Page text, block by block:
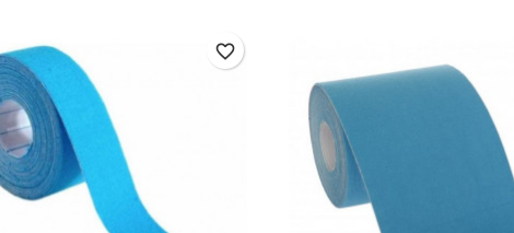
favorite_border